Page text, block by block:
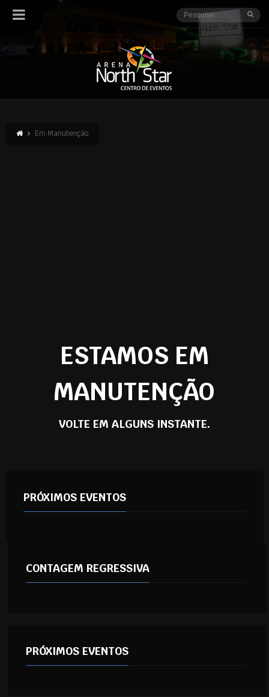
Em Manutenção
ESTAMOS EM
MANUTENÇÃO
VOLTE EM ALGUNS INSTANTE.
PRÓXIMOS EVENTOS
CONTAGEM REGRESSIVA
PRÓXIMOS EVENTOS